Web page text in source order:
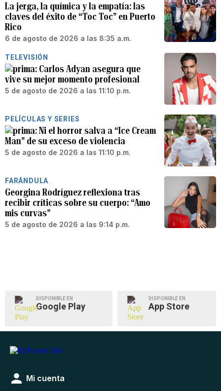
La jerga, la química y la empatía: las
claves del éxito de “Toc Toc” en Puerto
Rico
6 de agosto de 2026 a las 8:35 a.m.
TELEVISIÓN
Carlos Adyan asegura que
vive su mejor momento profesional
5 de agosto de 2026 a las 11:10 p.m.
PELÍCULAS Y SERIES
Ni el horror salva a “Ice Cream
Man” de su exceso de violencia
5 de agosto de 2026 a las 11:10 p.m.
FARÁNDULA
Georgina Rodríguez reflexiona tras
recibir críticas sobre su cuerpo: “Amo
mis curvas”
5 de agosto de 2026 a las 9:14 p.m.
DISPONIBLE EN
Google Play
DISPONIBLE EN
App Store
Mi cuenta